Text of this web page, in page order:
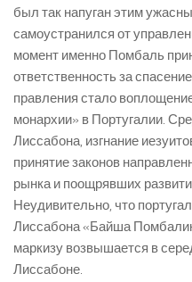
был так напуган этим
самоустранился от
момент именно Помбаль
ответственность за
правления стало
монархии» в Португалии.
Лиссабона, изгнание
принятие законов
рынка и поощрявших
Неудивительно, что
Лиссабона «Байша
маркизу возвышается в
Лиссабоне.